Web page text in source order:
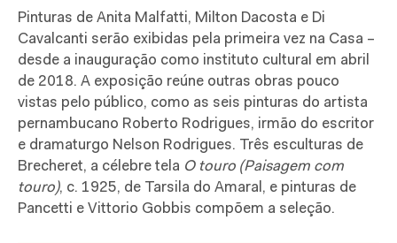
Pinturas de Anita Malfatti, Milton Dacosta e Di
Cavalcanti serão exibidas pela primeira vez na Casa –
desde a inauguração como instituto cultural em abril
de 2018. A exposição reúne outras obras pouco
vistas pelo público, como as seis pinturas do artista
pernambucano Roberto Rodrigues, irmão do escritor
e dramaturgo Nelson Rodrigues. Três esculturas de
Brecheret, a célebre tela O touro (Paisagem com
touro), c. 1925, de Tarsila do Amaral, e pinturas de
Pancetti e Vittorio Gobbis compõem a seleção.